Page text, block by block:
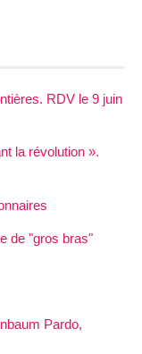
RDV le 9 juin
la révolution ».
de "gros bras"
Pardo,